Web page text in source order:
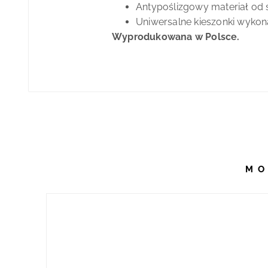
Antypoślizgowy materiał od
Uniwersalne kieszonki
Wyprodukowana w Polsce.